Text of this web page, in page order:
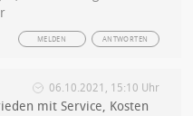
ANTWORTEN
MELDEN
06.10.2021, 15:10 Uhr
mit Service, Kosten